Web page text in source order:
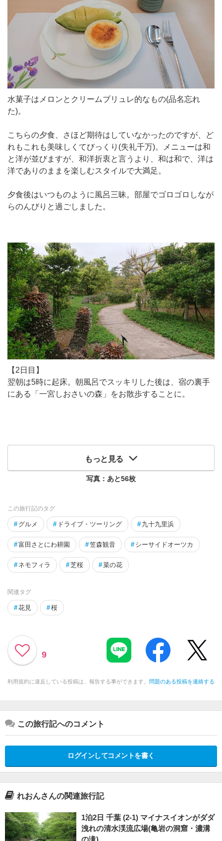
水菓子はメロンとクリームブリュレ的なもの(品名忘れ
た)。
こちらの夕食、さほど期待はしていなかったのですが、ど
れもこれも美味しくてびっくり(失礼千万)。メニューは和
と洋が並びますが、和洋折衷と言うより、和は和で、洋は
洋でありのままを楽しむスタイルで大満足。
夕食後はいつものように風呂三昧。部屋でゴロゴロしなが
らのんびりと過ごしました。
【2日目】
翌朝は5時に起床。朝風呂でスッキリした後は、宿の裏手
にある「一宮しおさいの森」をお散歩することに。
もっと見る
写真：あと56枚
この旅行記のタグ
# グルメ # ドライブ・ツーリング # 九十九里浜
#富田さとにわ耕園 #笠森観音 # シーサイドオーツカ
# ネモフィラ #芝桜 #菜の花
関連タグ
#花見 #桜
9
利用規約に違反している投稿は、報告する事ができます。 問題のある投稿を連絡する
この旅行記へのコメント
ログインしてコメントを書く
れおんさんの関連旅行記
1泊2日 千葉 (2-1) マイナスイオンがダダ
洩れの清水渓流広場(亀岩の洞窟・濃溝
の滝)